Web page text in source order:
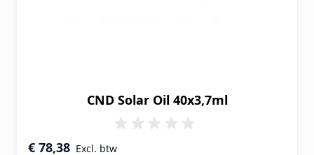
CND Solar Oil 40x3,7ml
Speciale prijs
€ 78,38